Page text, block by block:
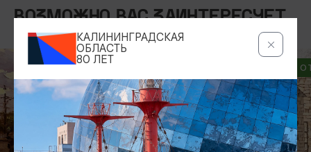
ВОЗМОЖНО ВАС ЗАИНТЕРЕСУЕТ
КОНЦЕРТЫ
Открытие сезона 2026-2027 в
Калининградской областной
филармонии
06.09.2026, 12:00
КАЛИНИНГРАДСКАЯ
ОБЛАСТЬ
80 ЛЕТ